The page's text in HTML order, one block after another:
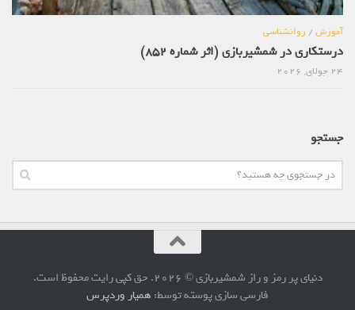
آموزش/ روانشناسی
درستکاری در شمشیربازی (اثر شماره 852)
24 جولای, 2026
جستجو
دنیای پر رمز و راز شمشیربازی © 2026. حق کپی رایت محفوظ است.
فارسی سازی پوسته توسط: همیار وردپرس